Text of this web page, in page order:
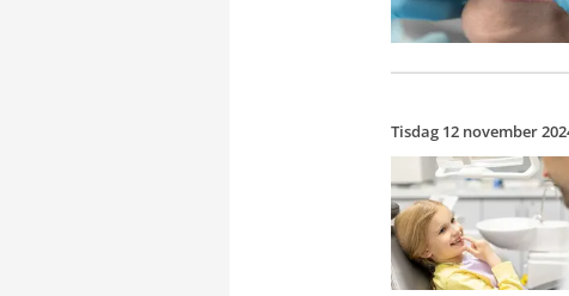
Tisdag 12 november